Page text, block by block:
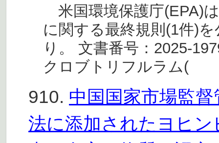
米国環境保護庁(EPA)
に関する最終規則(1件)
り。 文書番号：2025-
クロブトリフルラム(
910. 中国国家市場監
法に添加されたヨヒ